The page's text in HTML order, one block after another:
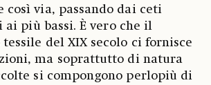
così via, passando dai ceti
più bassi. È vero che il
del XIX secolo ci fornisce
ma soprattutto di natura
si compongono perlopiù di